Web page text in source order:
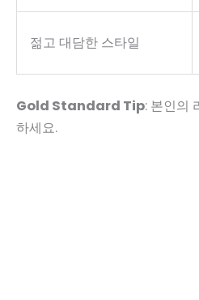
젊고 대담한 스타일
Gold Standard Tip: 본인의
하세요.